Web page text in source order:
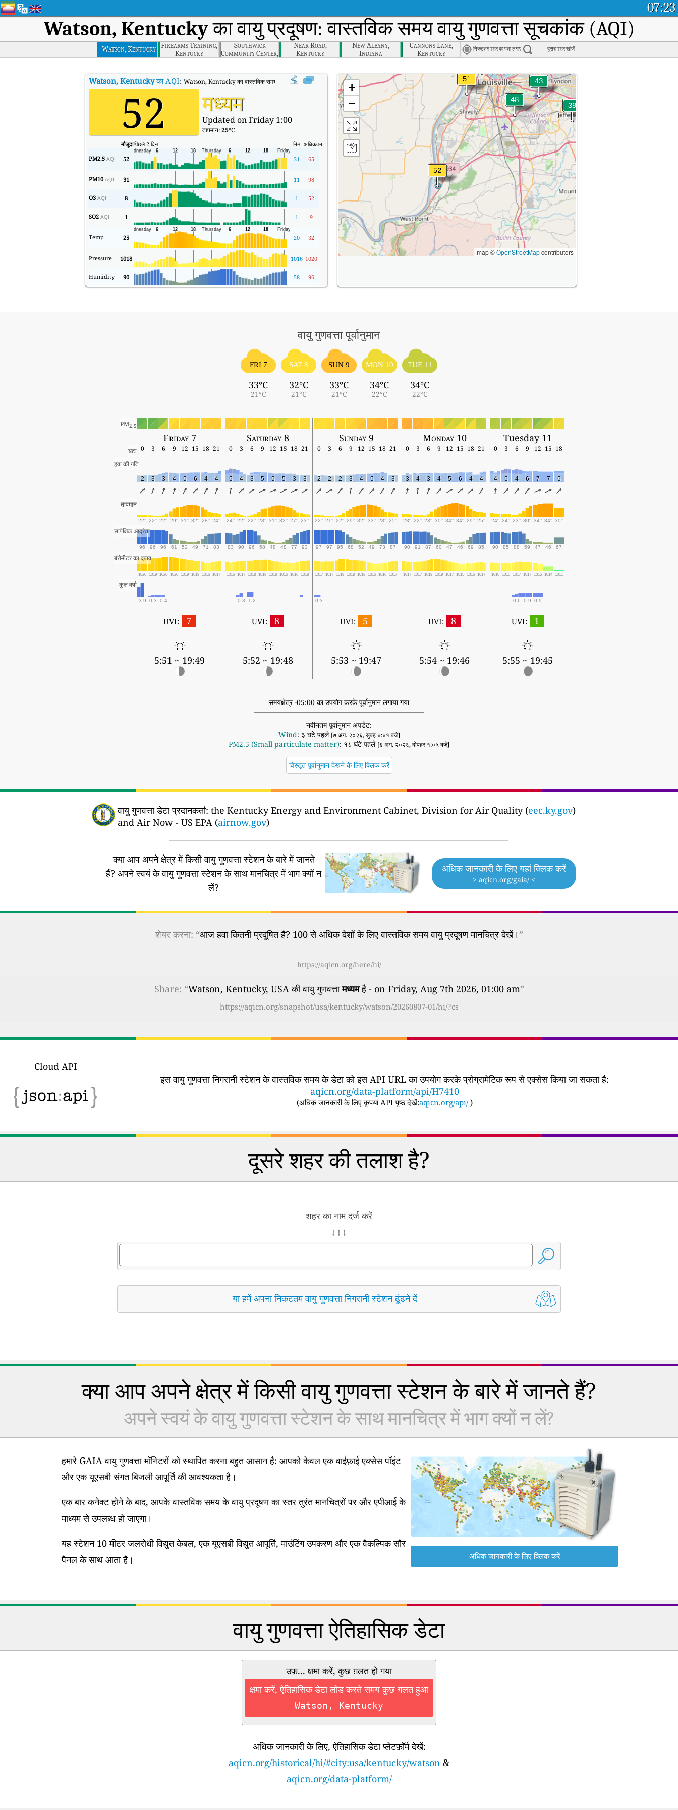
07:23
Watson, Kentuckyका वायु प्रदूषण: वास्तविक समय वायु गुणवत्ता सूचकांक (AQI)
Watson, Kentucky Firearms Training,
Kentucky
Southwick
Community Center,
Kentucky
Near Road,
Kentucky
New Albany,
Indiana
Cannons Lane,
Kentucky
निकटतम शहर का पता लगाएं दूसरा शहर खोजें
Watson, Kentuckyका AQI: Watson, Kentucky का वास्तविक समय वायु गुणवत्ता सूचकांक (AQI)।
52 मध्यम
Updated on Friday 1:00
तापमान:25°C
मौजूदापिछले 2 दिन मिन अधिकतम
PM2.5 AQI 52 31 65
PM10 AQI 31 11 98
O3 AQI 8 1 52
SO2 AQI 1 1 9
Temp 25 20 32
Pressure 1018 1016 1020
Humidity 90 58 96
+
−
map ©OpenStreetMapcontributors
वायु गुणवत्ता पूर्वानुमान
FRI 7
33°C
21°C
SAT 8
32°C
21°C
SUN 9
33°C
21°C
MON 10
34°C
22°C
TUE 11
34°C
22°C
PM2.5
Friday 7 Saturday 8 Sunday 9 Monday 10 Tuesday 11
घंटा 0 3 6 9 12 15 18 21 0 3 6 9 12 15 18 21 0 3 6 9 12 15 18 21 0 3 6 9 12 15 18 21 0 3 6 9 12 15 18
हवा की गति
2 3 3 4 5 6 4 4 5 4 3 5 5 5 3 3 2 2 2 3 4 5 4 3 3 4 3 4 5 6 4 4 4 5 4 6 7 7 5
तापमान
22° 22° 22° 29° 31° 32° 28° 24° 24° 22° 22° 28° 31° 32° 27° 23° 22° 21° 22° 29° 32° 33° 28° 25° 23° 22° 23° 30° 34° 34° 29° 25° 24° 24° 23° 30° 34° 34° 30°
सापेक्षिक आर्द्रता
96 96 96 61 52 49 71 83 83 90 96 58 48 48 77 93 97 97 95 68 52 49 73 87 90 91 87 60 47 46 69 85 90 85 88 59 47 46 67
बैरोमीटर का दबाव
1020 1019 1020 1020 1019 1018 1016 1017 1016 1017 1018 1018 1018 1016 1016 1018 1017 1017 1019 1018 1018 1016 1016 1017 1017 1017 1018 1019 1017 1015 1016 1017 1016 1016 1017 1017 1015 1014 1011
कुल वर्षा
3.9 0.3 0.4 0.3 1.2 0.3 0.6 0.9 0.9
UVI: 7
5:51 ~ 19:49
UVI: 8
5:52 ~ 19:48
UVI: 5
5:53 ~ 19:47
UVI: 8
5:54 ~ 19:46
UVI: 1
5:55 ~ 19:45
समयक्षेत्र -05:00 का उपयोग करके पूर्वानुमान लगाया गया
नवीनतम पूर्वानुमान अपडेट:
Wind: ३ घंटे पहले [७ अग. २०२६, सुबह ४:४१ बजे]
PM2.5 (Small particulate matter): १८ घंटे पहले [६ अग. २०२६, दोपहर १:०५ बजे]
विस्तृत पूर्वानुमान देखने के लिए क्लिक करें
वायु गुणवत्ता डेटा प्रदानकर्ता: the Kentucky Energy and Environment Cabinet, Division for Air Quality (eec.ky.gov)
and Air Now - US EPA (airnow.gov)
क्या आप अपने क्षेत्र में किसी वायु गुणवत्ता स्टेशन के बारे में जानते
हैं? अपने स्वयं के वायु गुणवत्ता स्टेशन के साथ मानचित्र में भाग क्यों न
लें?
अधिक जानकारी के लिए यहां क्लिक करें
> aqicn.org/gaia/ <
शेयर करना: “आज हवा कितनी प्रदूषित है? 100 से अधिक देशों के लिए वास्तविक समय वायु प्रदूषण मानचित्र देखें।”
https://aqicn.org/here/hi/
Share: “Watson, Kentucky, USA की वायु गुणवत्तामध्यमहै - on Friday, Aug 7th 2026, 01:00 am”
https://aqicn.org/snapshot/usa/kentucky/watson/20260807-01/hi/?cs
Cloud API
इस वायु गुणवत्ता निगरानी स्टेशन के वास्तविक समय के डेटा को इस API URL का उपयोग करके प्रोग्रामेटिक रूप से एक्सेस किया जा सकता है:
aqicn.org/data-platform/api/H7410
(अधिक जानकारी के लिए कृपया API पृष्ठ देखें:aqicn.org/api/ )
दूसरे शहर की तलाश है?
शहर का नाम दर्ज करें
↓ ↓ ↓
या हमें अपना निकटतम वायु गुणवत्ता निगरानी स्टेशन ढूंढने दें
क्या आप अपने क्षेत्र में किसी वायु गुणवत्ता स्टेशन के बारे में जानते हैं?
अपने स्वयं के वायु गुणवत्ता स्टेशन के साथ मानचित्र में भाग क्यों न लें?
हमारे GAIA वायु गुणवत्ता मॉनिटरों को स्थापित करना बहुत आसान है: आपको केवल एक वाईफ़ाई एक्सेस पॉइंट
और एक यूएसबी संगत बिजली आपूर्ति की आवश्यकता है।
एक बार कनेक्ट होने के बाद, आपके वास्तविक समय के वायु प्रदूषण का स्तर तुरंत मानचित्रों पर और एपीआई के
माध्यम से उपलब्ध हो जाएगा।
यह स्टेशन 10 मीटर जलरोधी विद्युत केबल, एक यूएसबी विद्युत आपूर्ति, माउंटिंग उपकरण और एक वैकल्पिक सौर
पैनल के साथ आता है।
अधिक जानकारी के लिए क्लिक करें
वायु गुणवत्ता ऐतिहासिक डेटा
उफ़... क्षमा करें, कुछ ग़लत हो गया
क्षमा करें, ऐतिहासिक डेटा लोड करते समय कुछ ग़लत हुआ
Watson, Kentucky
अधिक जानकारी के लिए, ऐतिहासिक डेटा प्लेटफ़ॉर्म देखें:
aqicn.org/historical/hi/#city:usa/kentucky/watson &
aqicn.org/data-platform/